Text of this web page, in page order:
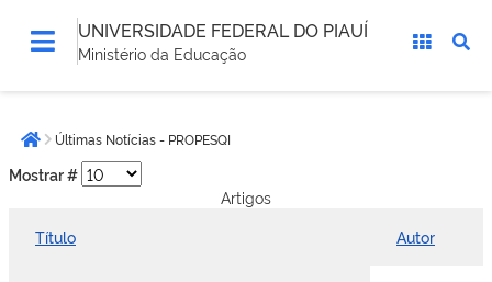
UNIVERSIDADE FEDERAL DO PIAUÍ
Ministério da Educação
estáPágina inicial
Últimas Notícias - PROPESQI
Mostrar #
Artigos
Título
Autor